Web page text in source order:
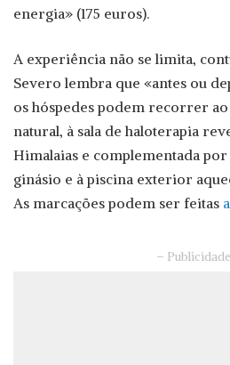
energia» (175 euros).
A experiência não se limita,
Severo lembra que «antes ou
os hóspedes podem recorrer
natural, à sala de haloterapia
Himalaias e complementada
ginásio e à piscina exterior
As marcações podem ser feitas
–